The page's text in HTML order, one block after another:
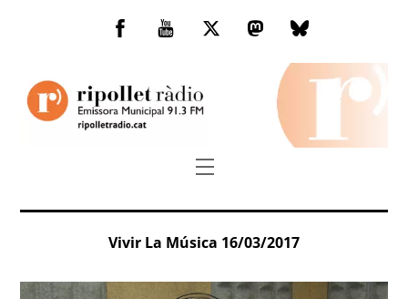
Facebook
You
TwitterMastodonBluesky
Menu
Vivir La Música 16/03/2017